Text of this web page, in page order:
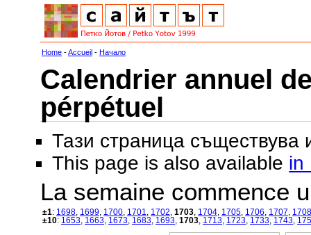
Home -Accueil - Начало
Calendrier annuel
pérpétuel
Тази страница съществува
This page is also available in
La semaine commence
±1: 1698 1699 1700 1701 1702 1703 1704 1705 1706 1707
1708
±10: 1653 1663 1673 1683 1693 1703 1713 1723 1733 1743